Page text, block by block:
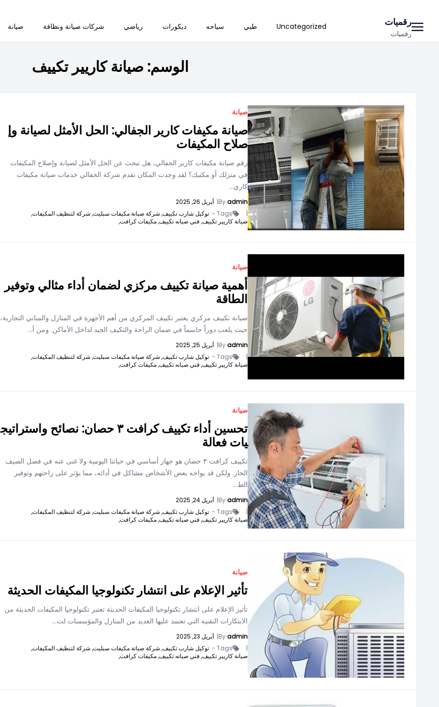
content
رقميات
رقميات
Uncategorized طبي سياحه ديكورات رياضي شركات صيانة ونظافة صيانة
الوسم: صيانة كاريير تكييف
صيانة
صيانة مكيفات كارير الجفالي: الحل الأمثل لصيانة وإ
صلاح المكيفات
رقم صيانة مكيفات كارير الجفالي، هل تبحث عن الحل الأمثل لصيانة وإصلاح المكيفات
في منزلك أو مكتبك؟ لقد وجدت المكان تقدم شركة الجفالي خدمات صيانة مكيفات
كاري...
Byadmin
| أبريل 26, 2025
|
Tags - توكيل شارب تكييف, شركة صيانة مكيفات سبليت, شركة لتنظيف المكيفات,
صيانة كاريير تكييف, فني صيانه تكييف,مكيفات كرافت,
صيانة
أهمية صيانة تكييف مركزي لضمان أداء مثالي وتوفير
الطاقة
صيانة تكييف مركزي يعتبر تكييف المركزي من أهم الأجهزة في المنازل والمباني التجارية،
حيث يلعب دوراً حاسماً في ضمان الراحة والتكيف الجيد لداخل الأماكن. ومن أ...
Byadmin
| أبريل 25, 2025
|
Tags - توكيل شارب تكييف, شركة صيانة مكيفات سبليت, شركة لتنظيف المكيفات,
صيانة كاريير تكييف, فني صيانه تكييف,مكيفات كرافت,
صيانة
تحسين أداء تكييف كرافت ٣ حصان: نصائح واستراتيج
يات فعالة
تكييف كرافت ٣ حصان هو جهاز أساسي في حياتنا اليومية ولا غنى عنه في فصل الصيف
الحار. ولكن قد يواجه بعض الأشخاص مشاكل في أدائه، مما يؤثر على راحتهم وتوفير
الط...
Byadmin
| أبريل 24, 2025
|
Tags - توكيل شارب تكييف, شركة صيانة مكيفات سبليت, شركة لتنظيف المكيفات,
صيانة كاريير تكييف, فني صيانه تكييف,مكيفات كرافت,
صيانة
تأثير الإعلام على انتشار تكنولوجيا المكيفات الحديثة
تأثير الإعلام على انتشار تكنولوجيا المكيفات الحديثة تعتبر تكنولوجيا المكيفات الحديثة من
الابتكارات التقنية التي تعتمد عليها العديد من المنازل والمؤسسات لت...
Byadmin
| أبريل 23, 2025
|
Tags - توكيل شارب تكييف, شركة صيانة مكيفات سبليت, شركة لتنظيف المكيفات,
صيانة كاريير تكييف, فني صيانه تكييف,مكيفات كرافت,